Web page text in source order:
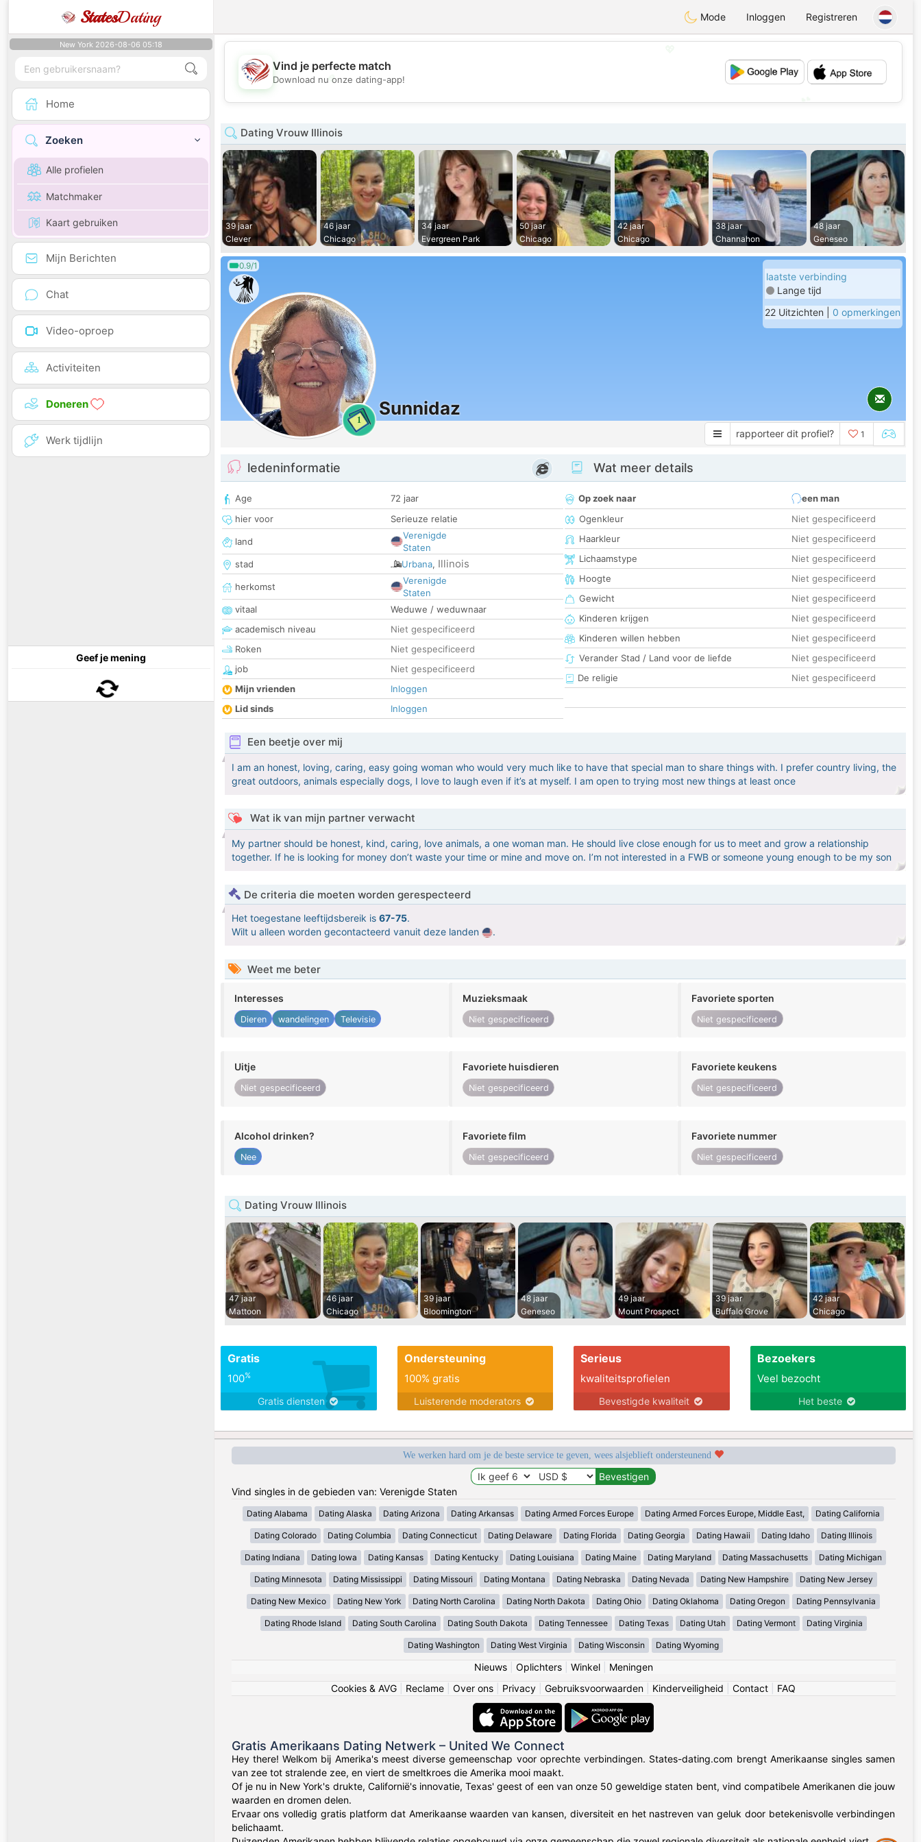
StatesDating Mode Inloggen Registreren
New York 2026-08-06 05:18
Home
Zoeken
Alle profielen
Matchmaker
Kaart gebruiken
Mijn Berichten
Chat
Video-oproep
Activiteiten
Doneren
Werk tijdlijn
Geef je mening
💖
💕
Vind je perfecte match
Download nu onze dating-app!
Dating Vrouw Illinois
39 jaar
Clever
46 jaar
Chicago
34 jaar
Evergreen Park
50 jaar
Chicago
42 jaar
Chicago
38 jaar
Channahon
48 jaar
Geneseo
0.9/1
1
Sunnidaz
laatste verbinding
Lange tijd
22 Uitzichten | 0 opmerkingen
rapporteer dit profiel? 1
ledeninformatie
Age
72 jaar
hier voor
Serieuze relatie
land
Verenigde
Staten
stad
Urbana, Illinois
herkomst
Verenigde
Staten
vitaal
Weduwe / weduwnaar
academisch niveau
Niet gespecificeerd
Roken
Niet gespecificeerd
job
Niet gespecificeerd
Mijn vrienden
Inloggen
Lid sinds
Inloggen
Wat meer details
Op zoek naar
een man
Ogenkleur
Niet gespecificeerd
Haarkleur
Niet gespecificeerd
Lichaamstype
Niet gespecificeerd
Hoogte
Niet gespecificeerd
Gewicht
Niet gespecificeerd
Kinderen krijgen
Niet gespecificeerd
Kinderen willen hebben
Niet gespecificeerd
Verander Stad / Land voor de liefde
Niet gespecificeerd
De religie
Niet gespecificeerd
Een beetje over mij
I am an honest, loving, caring, easy going woman who would very much like to have that special man to share things with. I prefer country living, the
great outdoors, animals especially dogs, I love to laugh even if it’s at myself. I am open to trying most new things at least once
Wat ik van mijn partner verwacht
My partner should be honest, kind, caring, love animals, a one woman man. He should live close enough for us to meet and grow a relationship
together. If he is looking for money don’t waste your time or mine and move on. I’m not interested in a FWB or someone young enough to be my son
De criteria die moeten worden gerespecteerd
Het toegestane leeftijdsbereik is 67-75.
Wilt u alleen worden gecontacteerd vanuit deze landen
.
Weet me beter
Interesses
Dieren wandelingen Televisie
Muzieksmaak
Niet gespecificeerd
Favoriete sporten
Niet gespecificeerd
Uitje
Niet gespecificeerd
Favoriete huisdieren
Niet gespecificeerd
Favoriete keukens
Niet gespecificeerd
Alcohol drinken?
Nee
Favoriete film
Niet gespecificeerd
Favoriete nummer
Niet gespecificeerd
Dating Vrouw Illinois
47 jaar
Mattoon
46 jaar
Chicago
39 jaar
Bloomington
48 jaar
Geneseo
49 jaar
Mount Prospect
39 jaar
Buffalo Grove
42 jaar
Chicago
Gratis
100%
Gratis diensten
Ondersteuning
100% gratis
Luisterende moderators
Serieus
kwaliteitsprofielen
Bevestigde kwaliteit
Bezoekers
Veel bezocht
Het beste
We werken hard om je de beste service te geven, wees alsjeblieft ondersteunend
Vind singles in de gebieden van: Verenigde Staten
Dating Alabama Dating Alaska Dating Arizona Dating Arkansas Dating Armed Forces Europe Dating Armed Forces Europe, Middle East, Dating California
Dating Colorado Dating Columbia Dating Connecticut Dating Delaware Dating Florida Dating Georgia Dating Hawaii Dating Idaho Dating Illinois
Dating Indiana Dating Iowa Dating Kansas Dating Kentucky Dating Louisiana Dating Maine Dating Maryland Dating Massachusetts Dating Michigan
Dating Minnesota Dating Mississippi Dating Missouri Dating Montana Dating Nebraska Dating Nevada Dating New Hampshire Dating New Jersey
Dating New Mexico Dating New York Dating North Carolina Dating North Dakota Dating Ohio Dating Oklahoma Dating Oregon Dating Pennsylvania
Dating Rhode Island Dating South Carolina Dating South Dakota Dating Tennessee Dating Texas Dating Utah Dating Vermont Dating Virginia
Dating Washington Dating West Virginia Dating Wisconsin Dating Wyoming
Nieuws| Oplichters| Winkel| Meningen
Cookies & AVG
Reclame Over ons Privacy Gebruiksvoorwaarden Kinderveiligheid Contact FAQ
Gratis Amerikaans Dating Netwerk – United We Connect
Hey there! Welkom bij Amerika's meest diverse gemeenschap voor oprechte verbindingen. States-dating.com brengt Amerikaanse singles samen
van zee tot stralende zee, en viert de smeltkroes die Amerika mooi maakt.
Of je nu in New York's drukte, Californië's innovatie, Texas' geest of een van onze 50 geweldige staten bent, vind compatibele Amerikanen die jouw
waarden en dromen delen.
Ervaar ons volledig gratis platform dat Amerikaanse waarden van kansen, diversiteit en het nastreven van geluk door betekenisvolle verbindingen
belichaamt.